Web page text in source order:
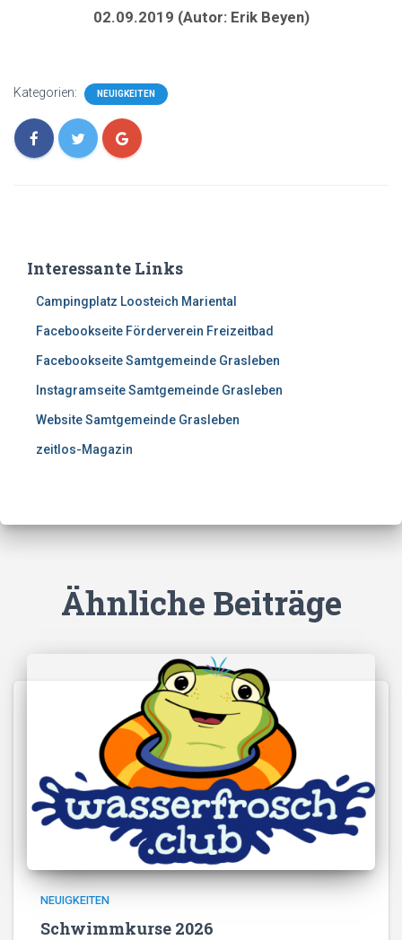
02.09.2019 (Autor: Erik Beyen)
Kategorien: NEUIGKEITEN
Interessante Links
Campingplatz Loosteich Mariental
Facebookseite Förderverein Freizeitbad
Facebookseite Samtgemeinde Grasleben
Instagramseite Samtgemeinde Grasleben
Website Samtgemeinde Grasleben
zeitlos-Magazin
Ähnliche Beiträge
NEUIGKEITEN
Schwimmkurse 2026